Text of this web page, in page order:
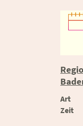
Art
Zeit